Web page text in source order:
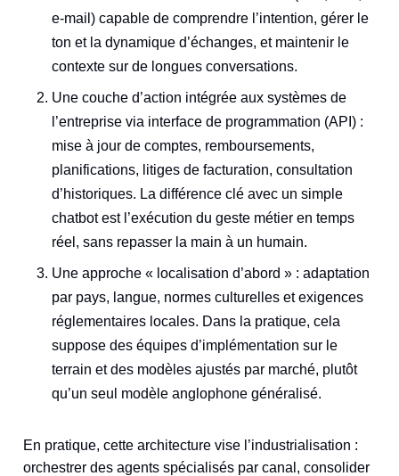
e‑mail) capable de comprendre l’intention, gérer le
ton et la dynamique d’échanges, et maintenir le
contexte sur de longues conversations.
Une couche d’action intégrée aux systèmes de
l’entreprise via interface de programmation (API) :
mise à jour de comptes, remboursements,
planifications, litiges de facturation, consultation
d’historiques. La différence clé avec un simple
chatbot est l’exécution du geste métier en temps
réel, sans repasser la main à un humain.
Une approche « localisation d’abord » : adaptation
par pays, langue, normes culturelles et exigences
réglementaires locales. Dans la pratique, cela
suppose des équipes d’implémentation sur le
terrain et des modèles ajustés par marché, plutôt
qu’un seul modèle anglophone généralisé.
En pratique, cette architecture vise l’industrialisation :
orchestrer des agents spécialisés par canal, consolider